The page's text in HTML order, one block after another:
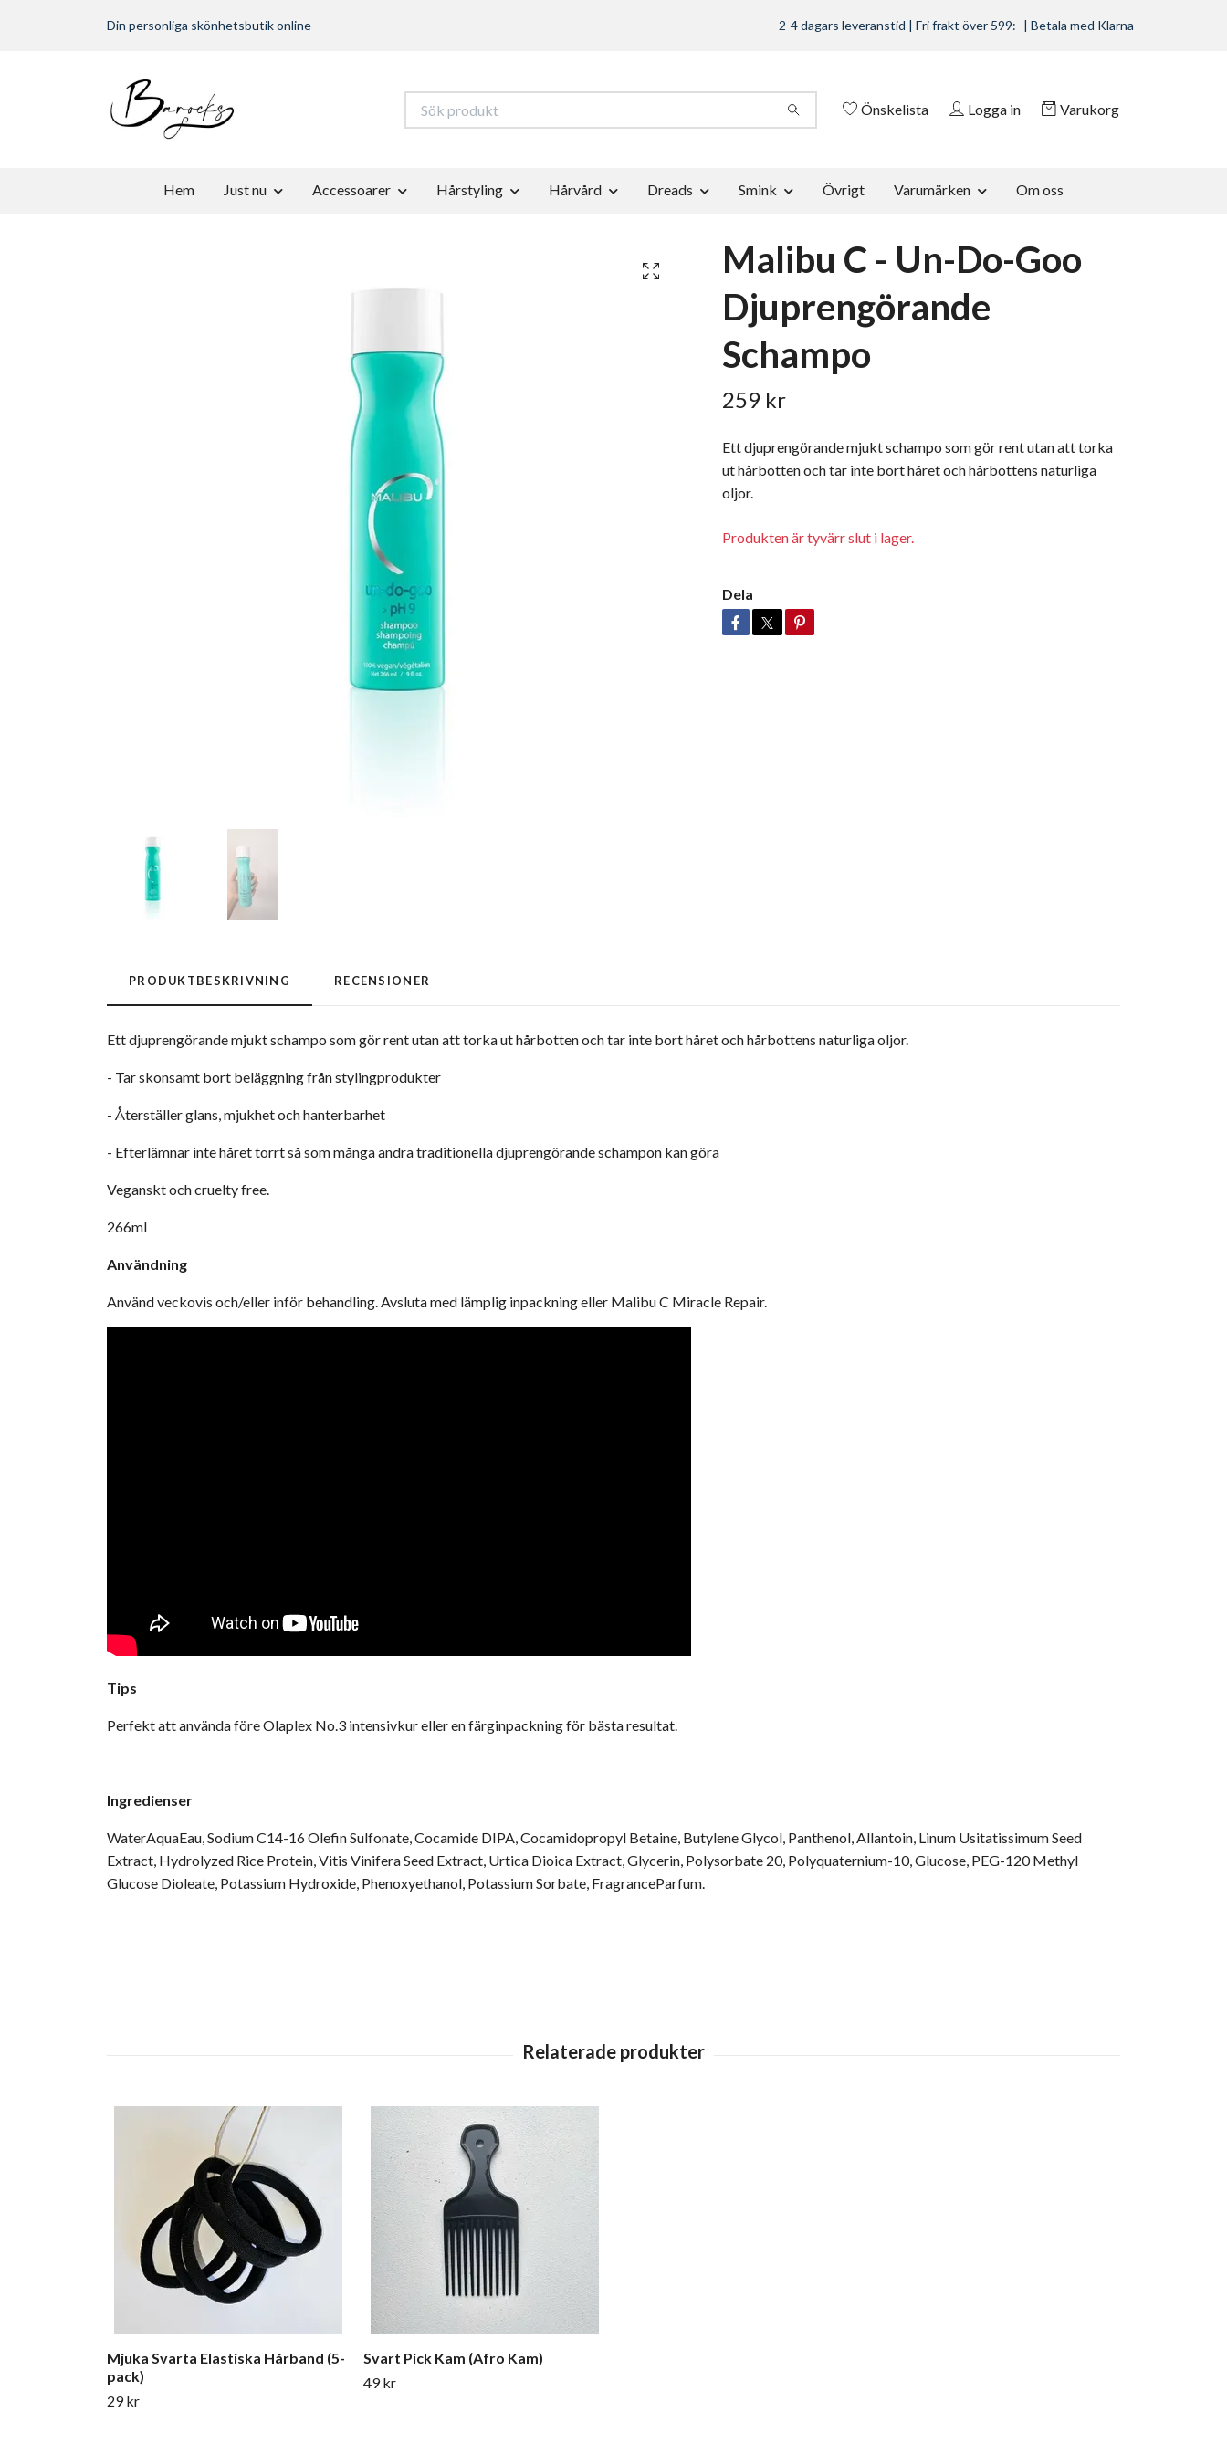
Din personliga skönhetsbutik online 2-4 dagars leveranstid | Fri frakt över 599:- | Betala med Klarna
Önskelista Logga in Varukorg
Hem Just nu Accessoarer Hårstyling Hårvård Dreads Smink Övrigt Varumärken Om oss
Malibu C - Un-Do-Goo
Djuprengörande
Schampo
259 kr
Ett djuprengörande mjukt schampo som gör rent utan att torka
ut hårbotten och tar inte bort håret och hårbottens naturliga
oljor.
Produkten är tyvärr slut i lager.
Dela
PRODUKTBESKRIVNING RECENSIONER
Ett djuprengörande mjukt schampo som gör rent utan att torka ut hårbotten och tar inte bort håret och hårbottens naturliga oljor.
- Tar skonsamt bort beläggning från stylingprodukter
- Återställer glans, mjukhet och hanterbarhet
- Efterlämnar inte håret torrt så som många andra traditionella djuprengörande schampon kan göra
Veganskt och cruelty free.
266ml
Användning
Använd veckovis och/eller inför behandling. Avsluta med lämplig inpackning eller Malibu C Miracle Repair.
Tips
Perfekt att använda före Olaplex No.3 intensivkur eller en färginpackning för bästa resultat.
Ingredienser
WaterAquaEau, Sodium C14-16 Olefin Sulfonate, Cocamide DIPA, Cocamidopropyl Betaine, Butylene Glycol, Panthenol, Allantoin, Linum Usitatissimum Seed
Extract, Hydrolyzed Rice Protein, Vitis Vinifera Seed Extract, Urtica Dioica Extract, Glycerin, Polysorbate 20, Polyquaternium-10, Glucose, PEG-120 Methyl
Glucose Dioleate, Potassium Hydroxide, Phenoxyethanol, Potassium Sorbate, FragranceParfum.
Mjuka Svarta Elastiska Hårband (5-
pack)
29 kr
Svart Pick Kam (Afro Kam)
49 kr